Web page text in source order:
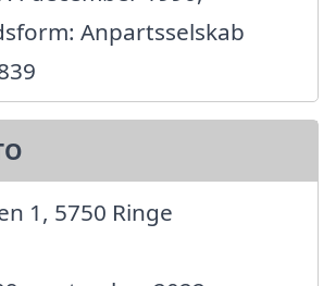
Anpartsselskab
1, 5750 Ringe